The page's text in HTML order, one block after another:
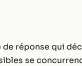
réponse qui
se